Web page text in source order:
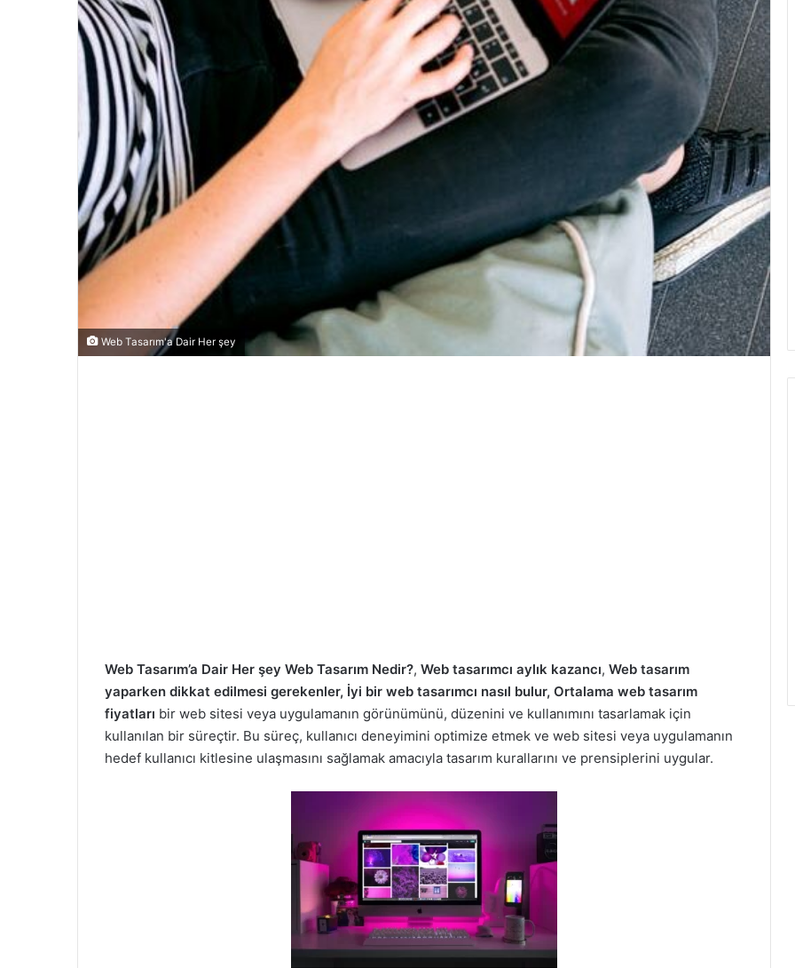
Web Tasarım'a Dair Her şey
Web Tasarım’a Dair Her şey Web Tasarım Nedir?, Web tasarımcı aylık kazancı, Web tasarım
yaparken dikkat edilmesi gerekenler, İyi bir web tasarımcı nasıl bulur, Ortalama web tasarım
fiyatları bir web sitesi veya uygulamanın görünümünü, düzenini ve kullanımını tasarlamak için
kullanılan bir süreçtir. Bu süreç, kullanıcı deneyimini optimize etmek ve web sitesi veya uygulamanın
hedef kullanıcı kitlesine ulaşmasını sağlamak amacıyla tasarım kurallarını ve prensiplerini uygular.